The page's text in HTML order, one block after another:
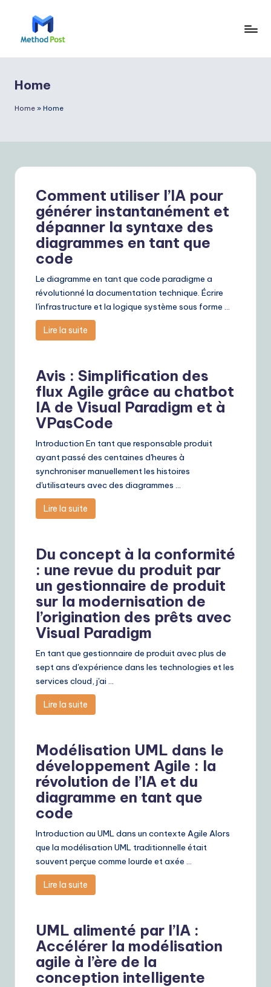
Home
Home » Home
Comment utiliser l’IA pour
générer instantanément et
dépanner la syntaxe des
diagrammes en tant que
code
Le diagramme en tant que code paradigme a
révolutionné la documentation technique. Écrire
l'infrastructure et la logique système sous forme ...
Lire la suite
Avis : Simplification des
flux Agile grâce au chatbot
IA de Visual Paradigm et à
VPasCode
Introduction En tant que responsable produit
ayant passé des centaines d'heures à
synchroniser manuellement les histoires
d'utilisateurs avec des diagrammes ...
Lire la suite
Du concept à la conformité
: une revue du produit par
un gestionnaire de produit
sur la modernisation de
l’origination des prêts avec
Visual Paradigm
En tant que gestionnaire de produit avec plus de
sept ans d'expérience dans les technologies et les
services cloud, j'ai ...
Lire la suite
Modélisation UML dans le
développement Agile : la
révolution de l’IA et du
diagramme en tant que
code
Introduction au UML dans un contexte Agile Alors
que la modélisation UML traditionnelle était
souvent perçue comme lourde et axée ...
Lire la suite
UML alimenté par l’IA :
Accélérer la modélisation
agile à l’ère de la
conception intelligente